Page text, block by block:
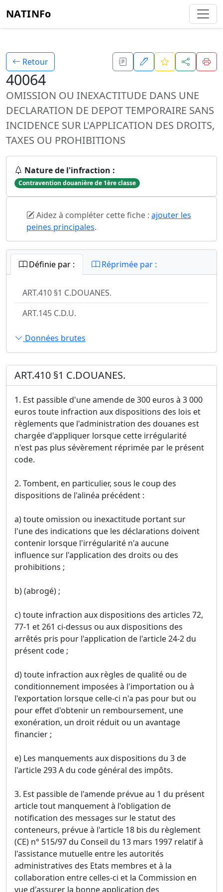
NATINFo
Retour
40064
OMISSION OU INEXACTITUDE DANS UNE
DECLARATION DE DEPOT TEMPORAIRE SANS
INCIDENCE SUR L'APPLICATION DES DROITS,
TAXES OU PROHIBITIONS
Nature de l'infraction :
Contravention douanière de 1ère classe
Aidez à compléter cette fiche : ajouter les
peines principales.
Définie par : Réprimée par :
ART.410 §1 C.DOUANES.
ART.145 C.D.U.
Données brutes
ART.410 §1 C.DOUANES.
1. Est passible d'une amende de 300 euros à 3 000
euros toute infraction aux dispositions des lois et
règlements que l'administration des douanes est
chargée d'appliquer lorsque cette irrégularité
n'est pas plus sévèrement réprimée par le présent
code.
2. Tombent, en particulier, sous le coup des
dispositions de l'alinéa précédent :
a) toute omission ou inexactitude portant sur
l'une des indications que les déclarations doivent
contenir lorsque l'irrégularité n'a aucune
influence sur l'application des droits ou des
prohibitions ;
b) (abrogé) ;
c) toute infraction aux dispositions des articles 72,
77-1 et 261 ci-dessus ou aux dispositions des
arrêtés pris pour l'application de l'article 24-2 du
présent code ;
d) toute infraction aux règles de qualité ou de
conditionnement imposées à l'importation ou à
l'exportation lorsque celle-ci n'a pas pour but ou
pour effet d'obtenir un remboursement, une
exonération, un droit réduit ou un avantage
financier ;
e) Les manquements aux dispositions du 3 de
l'article 293 A du code général des impôts.
3. Est passible de l'amende prévue au 1 du présent
article tout manquement à l'obligation de
notification des messages sur le statut des
conteneurs, prévue à l'article 18 bis du règlement
(CE) n° 515/97 du Conseil du 13 mars 1997 relatif à
l'assistance mutuelle entre les autorités
administratives des Etats membres et à la
collaboration entre celles-ci et la Commission en
vue d'assurer la bonne application des